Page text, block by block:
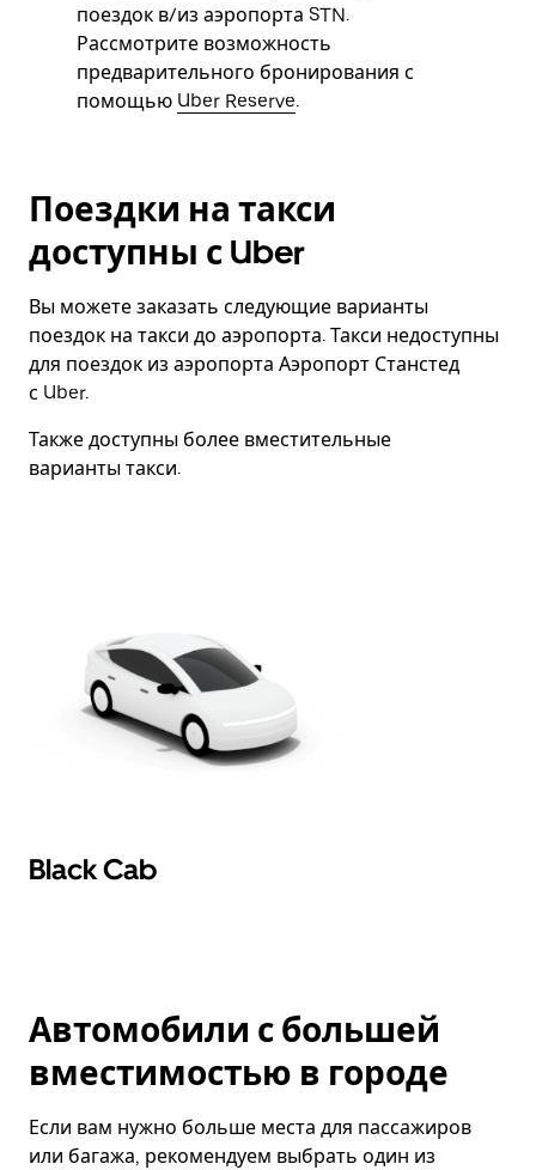
поездок в/из аэропорта STN.
Рассмотрите возможность
предварительного бронирования с
помощью Uber Reserve.
Поездки на такси
доступны с Uber
Вы можете заказать следующие варианты
поездок на такси до аэропорта. Такси недоступны
для поездок из аэропорта Аэропорт Станстед
с Uber.
Также доступны более вместительные
варианты такси.
Black Cab
Автомобили с большей
вместимостью в городе
Если вам нужно больше места для пассажиров
или багажа, рекомендуем выбрать один из